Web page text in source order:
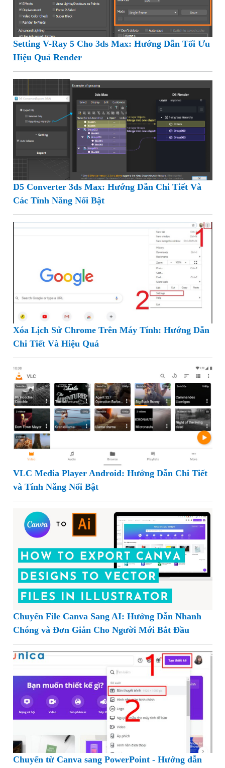
Setting V-Ray 5 Cho 3ds Max: Hướng Dẫn Tối Ưu
Hiệu Quả Render
D5 Converter 3ds Max: Hướng Dẫn Chi Tiết Và
Các Tính Năng Nổi Bật
Xóa Lịch Sử Chrome Trên Máy Tính: Hướng Dẫn
Chi Tiết Và Hiệu Quả
VLC Media Player Android: Hướng Dẫn Chi Tiết
và Tính Năng Nổi Bật
Chuyển File Canva Sang AI: Hướng Dẫn Nhanh
Chóng và Đơn Giản Cho Người Mới Bắt Đầu
Chuyển từ Canva sang PowerPoint - Hướng dẫn